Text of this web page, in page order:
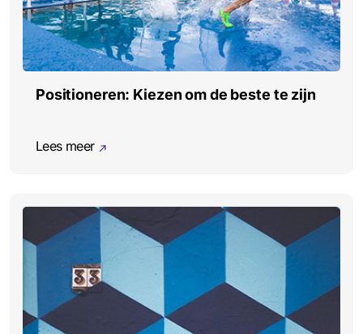
Positioneren: Kiezen om de beste te zijn
Lees meer